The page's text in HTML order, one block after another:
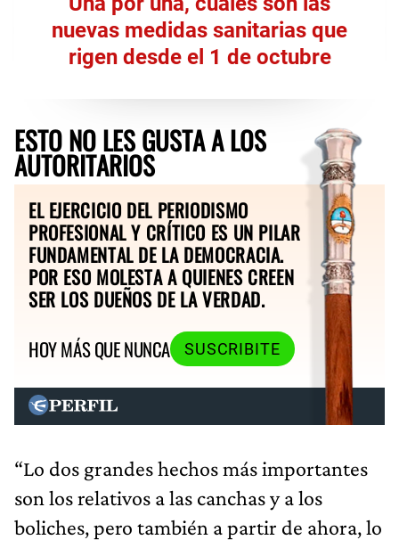
nuevas medidas sanitarias que
rigen desde el 1 de octubre
ESTO NO LES GUSTA A LOS
AUTORITARIOS
EL EJERCICIO DEL PERIODISMO
PROFESIONAL Y CRÍTICO ES UN PILAR
FUNDAMENTAL DE LA DEMOCRACIA.
POR ESO MOLESTA A QUIENES CREEN
SER LOS DUEÑOS DE LA VERDAD.
HOY MÁS QUE NUNCA
SUSCRIBITE
“Lo dos grandes hechos más importantes
son los relativos a las canchas y a los
boliches, pero también a partir de ahora, lo